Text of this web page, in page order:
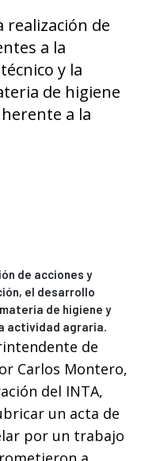
realización de
a la
y la
de higiene
a la
de acciones y
el desarrollo
de higiene y
actividad agraria.
de
Carlos Montero,
del INTA,
un acta de
por un trabajo